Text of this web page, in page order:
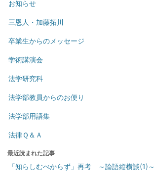
お知らせ
三恩人・加藤拓川
卒業生からのメッセージ
学術講演会
法学研究科
法学部教員からのお便り
法学部用語集
法律Ｑ＆Ａ
最近読まれた記事
「知らしむべからず」再考 ～論語縦横談(1)～